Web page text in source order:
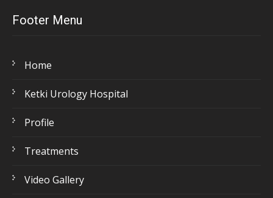
Footer Menu
Home
Ketki Urology Hospital
Profile
Treatments
Video Gallery